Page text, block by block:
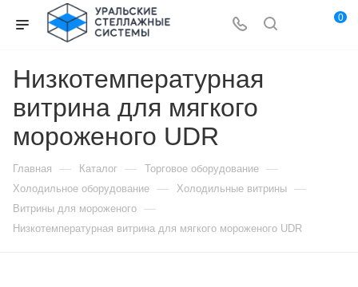
0
Низкотемпературная
витрина для мягкого
мороженого UDR
Главная — Каталог — Торговое оборудование —
Холодильное оборудование — Холодильные витрины —
Витрины для мороженого —
Низкотемпературная витрина для мягкого мороженого UDR